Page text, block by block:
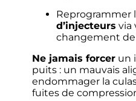
Reprogrammer
d’injecteurs via
changement de
Ne jamais forcer un
puits : un mauvais
endommager la
fuites de